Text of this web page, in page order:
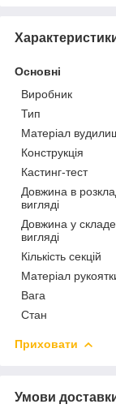
Основні
Виробник
Тип
Матеріал
Конструкція
Кастинг-тест
Довжина в
вигляді
Довжина у
вигляді
Кількість секцій
Матеріал
Вага
Стан
Приховати
Умови